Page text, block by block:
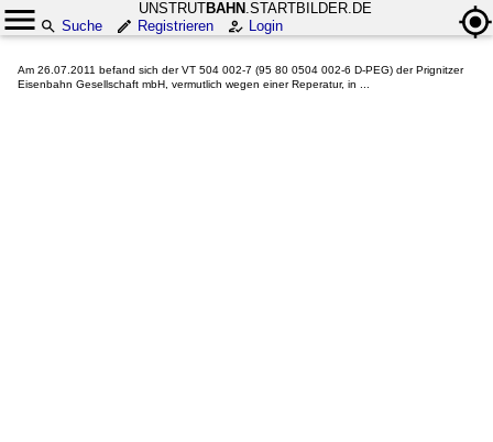
UNSTRUTBAHN .STARTBILDER.DE
Suche
Registrieren Login
Am 26.07.2011 befand sich der VT 504 002-7 (95 80 0504 002-6 D-PEG) der Prignitzer
Eisenbahn Gesellschaft mbH, vermutlich wegen einer Reperatur, in ...